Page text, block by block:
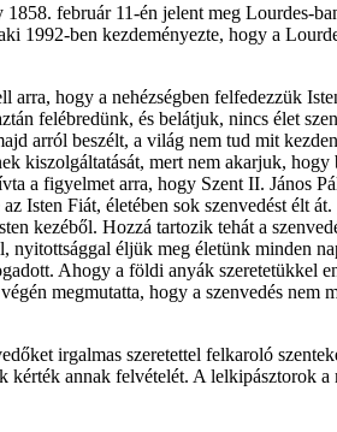
február 11-én jelent meg Lourdes-
1992-ben kezdeményezte, hogy a
arra, hogy a nehézségben felfedezzük
felébredünk, és belátjuk, nincs élet
arról beszélt, a világ nem tud mit
kiszolgáltatását, mert nem akarjuk,
a figyelmet arra, hogy Szent II. János
Isten Fiát, életében sok szenvedést élt
kezéből. Hozzá tartozik tehát a
nyitottsággal éljük meg életünk
Ahogy a földi anyák szeretetükkel
megmutatta, hogy a szenvedés
irgalmas szeretettel felkaroló
kérték annak felvételét. A lelkipásztorok